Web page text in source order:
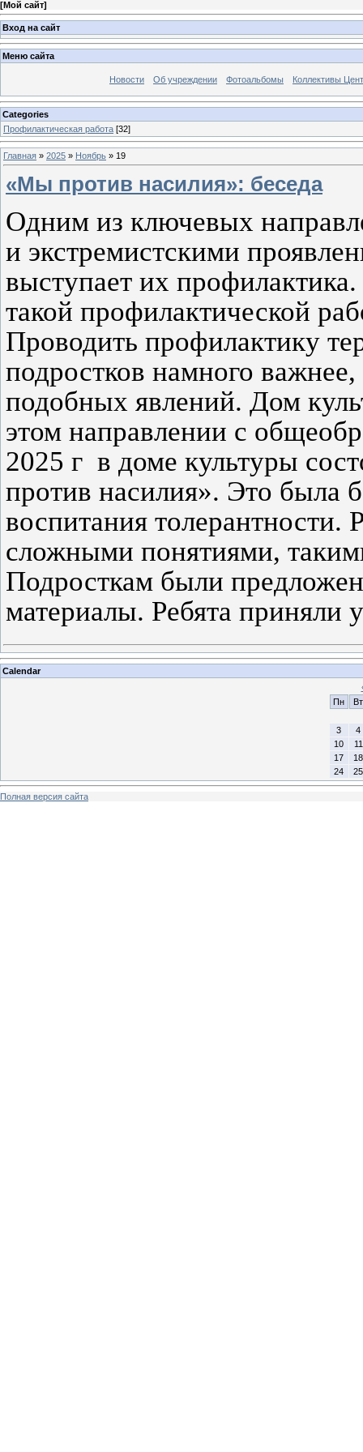
[Мой сайт]
Вход на сайт
Меню сайта
Новости Об учреждении Фотоальбомы Коллективы
Categories
Профилактическая работа [32]
Главная » 2025 » Ноябрь » 19
«Мы против насилия»: беседа
Одним из ключевых
и экстремистскими
выступает их
такой профилактической
Проводить профилактику
подростков намного
подобных явлений. Дом
этом направлении с
2025 г в доме культуры
против насилия». Это была
воспитания толерантности.
сложными понятиями,
Подросткам были
материалы. Ребята приняли
Calendar
Пн
Вт
3
4
10
11
17
18
24
25
Полная версия сайта